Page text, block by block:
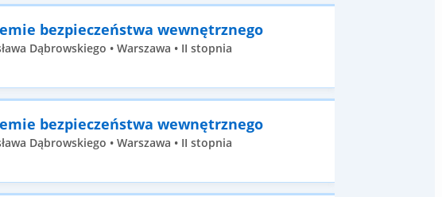
bezpieczeństwa wewnętrznego
Dąbrowskiego • Warszawa • II stopnia
bezpieczeństwa wewnętrznego
Dąbrowskiego • Warszawa • II stopnia